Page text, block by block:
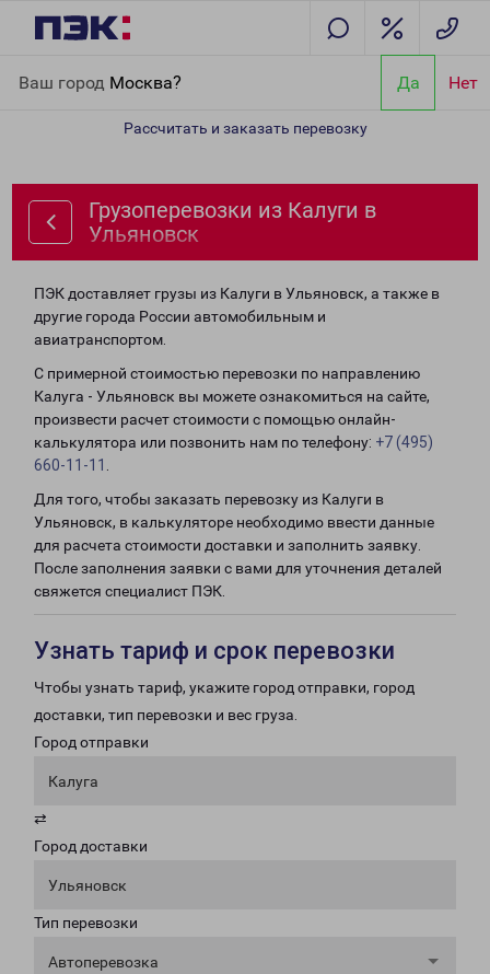
Ваш город Москва? Да Нет
Рассчитать и заказать перевозку
Грузоперевозки из Калуги в
Ульяновск
ПЭК доставляет грузы из Калуги в Ульяновск, а также в
другие города России автомобильным и
авиатранспортом.
С примерной стоимостью перевозки по направлению
Калуга - Ульяновск вы можете ознакомиться на сайте,
произвести расчет стоимости с помощью онлайн-
калькулятора или позвонить нам по телефону: +7 (495)
660-11-11
Для того, чтобы заказать перевозку из Калуги в
Ульяновск, в калькуляторе необходимо ввести данные
для расчета стоимости доставки и заполнить заявку.
После заполнения заявки с вами для уточнения деталей
свяжется специалист ПЭК.
Узнать тариф и срок перевозки
Чтобы узнать тариф, укажите город отправки, город
доставки, тип перевозки и вес груза.
Город отправки
Калуга
⇄
Город доставки
Ульяновск
Тип перевозки
Автоперевозка